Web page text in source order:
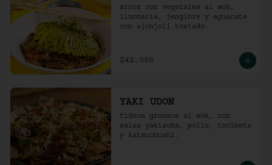
arroz con vegetales al wok,
limonaria, jengibre y aguacate
con ajonjolí tostado.
$42.000
YAKI UDON
fideos gruesos al wok, con
salsa yakisoba, pollo, tocineta
y katsuobushi.